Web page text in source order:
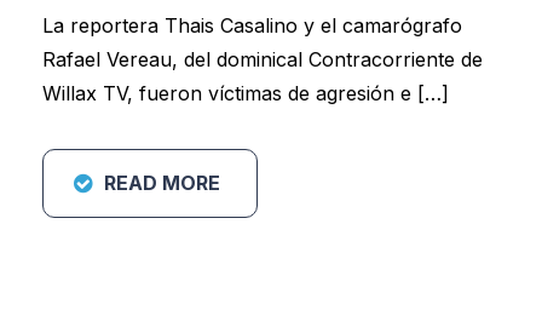
La reportera Thais Casalino y el camarógrafo
Rafael Vereau, del dominical Contracorriente de
Willax TV, fueron víctimas de agresión e […]
READ MORE